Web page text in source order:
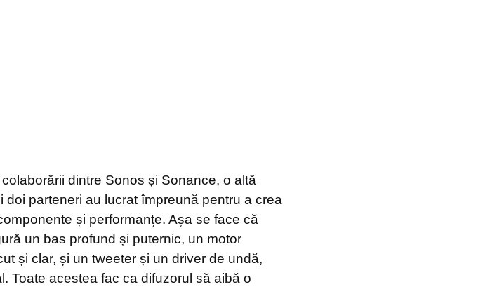
dintre Sonos și Sonance, o altă
parteneri au lucrat împreună pentru a crea
și performanțe. Așa se face că
un bas profund și puternic, un motor
și clar, și un tweeter și un driver de undă,
Toate acestea fac ca difuzorul să aibă o